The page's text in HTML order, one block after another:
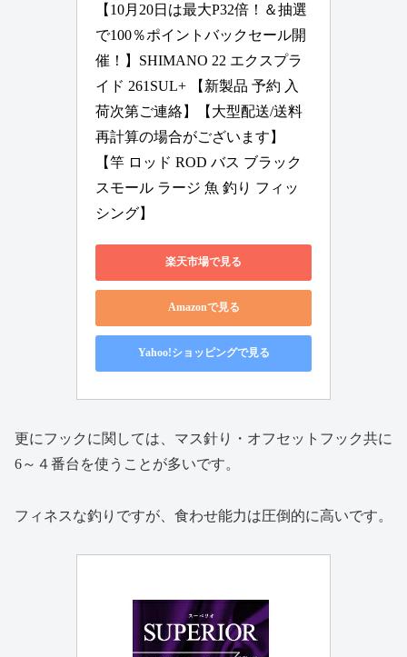
【10月20日は最大P32倍！＆抽選
で100％ポイントバックセール開
催！】SHIMANO 22 エクスプラ
イド 261SUL+ 【新製品 予約 入
荷次第ご連絡】【大型配送/送料
再計算の場合がございます】
【竿 ロッド ROD バス ブラック
スモール ラージ 魚 釣り フィッ
シング】
楽天市場で見る
Amazonで見る
Yahoo!ショッピングで見る
更にフックに関しては、マス針り・オフセットフック共に
6～４番台を使うことが多いです。
フィネスな釣りですが、食わせ能力は圧倒的に高いです。